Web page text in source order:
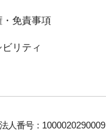
・免責事項
リティ
法人番号： 1000020290009